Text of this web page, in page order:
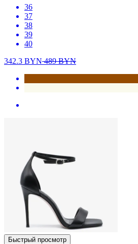
36
37
38
39
40
342.3 BYN489BYN
Быстрый просмотр